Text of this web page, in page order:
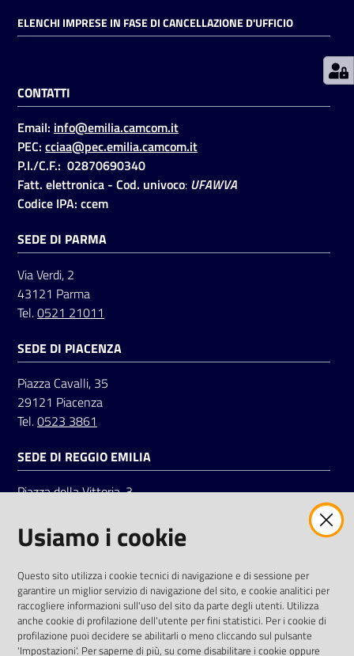
on line
Accedi
Registrati
Seguici
su
ELENCHI IMPRESE IN FASE DI CANCELLAZIONE D'UFFICIO
CONTATTI
Email: info@emilia.camcom.it
PEC: cciaa@pec.emilia.camcom.it
P.I./C.F.: 02870690340
Fatt. elettronica - Cod. univoco: UFAWVA
Codice IPA: ccem
SEDE DI PARMA
Via Verdi, 2
43121 Parma
Tel.0521 21011
SEDE DI PIACENZA
Piazza Cavalli, 35
29121 Piacenza
Tel.0523 3861
SEDE DI REGGIO EMILIA
Piazza della Vittoria, 3
Tel.0522 7961
LinkedinFacebookInstagram
Usiamo i cookie
Questo sito utilizza i cookie tecnici di navigazione e di sessione per
garantire un miglior servizio di navigazione del sito, e cookie analitici per
raccogliere informazioni sull'uso del sito da parte degli utenti. Utilizza
anche cookie di profilazione dell'utente per fini statistici. Per i cookie di
profilazione puoi decidere se abilitarli o meno cliccando sul pulsante
'Impostazioni'. Per saperne di più, su come disabilitare i cookie oppure